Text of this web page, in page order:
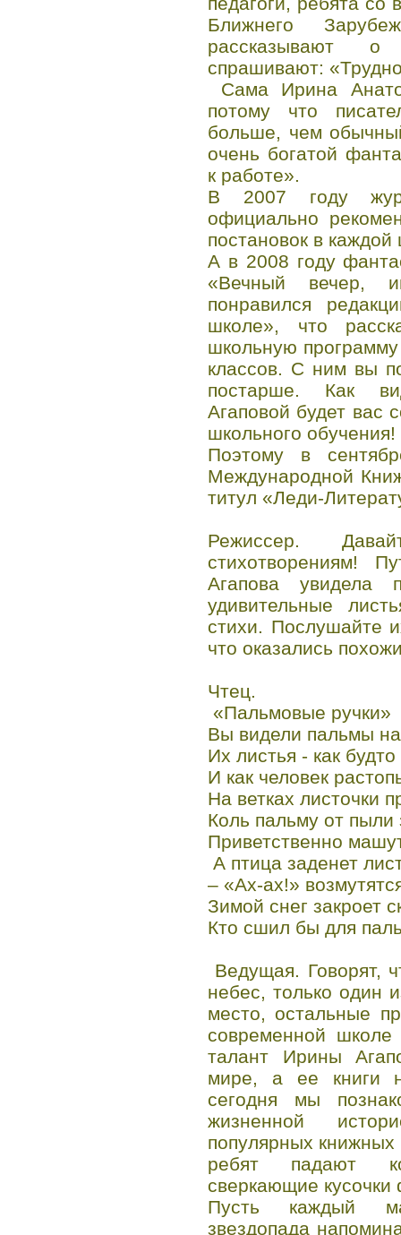
Ближнего
рассказывают о
спрашивают:
Сама Ирина
потому что
больше, чем
очень богатой
к работе».
В 2007 году
официально
постановок в каждой
А в 2008 году
«Вечный вечер,
понравился
школе», что
школьную
классов. С ним вы
постарше. Как
Агаповой будет вас
школьного обучения!
Поэтому в
Международной
титул «Леди-
Режиссер.
стихотворениям!
Агапова
удивительные
стихи. Послушайте
что оказались
Чтец.
«Пальмовые ручки»
Вы видели пальмы
Их листья - как
И как человек
На ветках листочки
Коль пальму от пыли
Приветственно
А птица заденет
– «Ах-ах!»
Зимой снег закроет
Кто сшил бы для
Ведущая. Говорят,
небес, только один
место, остальные
современной
талант Ирины
мире, а ее книги
сегодня мы
жизненной
популярных
ребят падают
сверкающие кусочки
Пусть каждый
звездопада